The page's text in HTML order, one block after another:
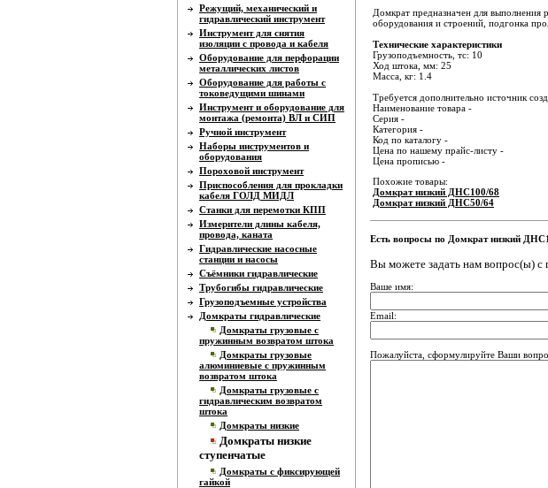
Режущий, механический и
гидравлический инструмент
Инструмент для снятия
изоляции с провода и кабеля
Оборудование для перфорации
металлических листов
Оборудование для работы с
токоведущими шинами
Инструмент и оборудование для
монтажа (ремонта) ВЛ и СИП
Ручной инструмент
Наборы инструментов и
оборудования
Пороховой инструмент
Приспособления для прокладки
кабеля ГОЛД МИДЛ
Станки для перемотки КПП
Измерители длины кабеля,
провода, каната
Гидравлические насосные
станции и насосы
Съёмники гидравлические
Трубогибы гидравлические
Грузоподъемные устройства
Домкраты гидравлические
Домкраты грузовые с
пружинным возвратом штока
Домкраты грузовые
алюминиевые с пружинным
возвратом штока
Домкраты грузовые с
гидравлическим возвратом
штока
Домкраты низкие
Домкраты низкие
ступенчатые
Домкраты с фиксирующей
гайкой
Домкрат предназначен для
оборудования и строений, подгонка
Технические характеристики
Грузоподъемность, тс: 10
Ход штока, мм: 25
Масса, кг: 1.4
Требуется дополнительно источник
Наименование товара -
Серия -
Категория -
Код по каталогу -
Цена по нашему прайс-листу -
Цена прописью -
Похожие товары:
Домкрат низкий ДНС100/68
Домкрат низкий ДНС50/64
Есть вопросы по Домкрат низкий
Вы можете задать нам вопрос(ы)
Ваше имя:
Email:
Пожалуйста, сформулируйте Ваши